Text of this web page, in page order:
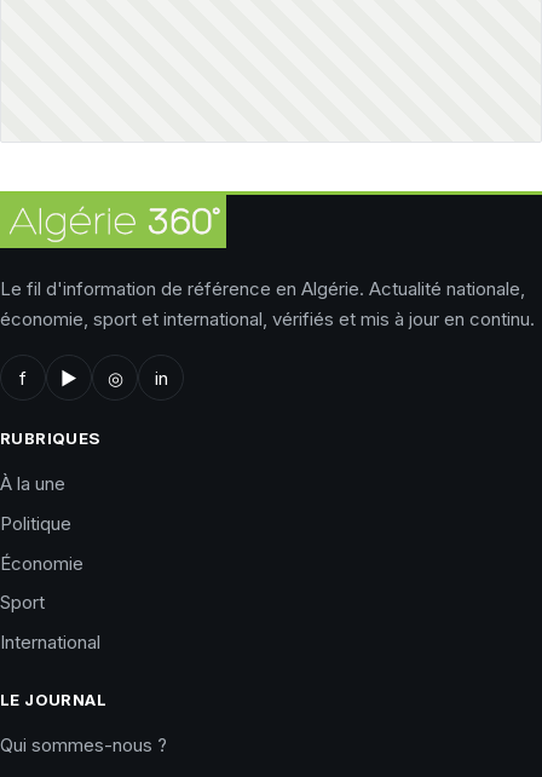
Le fil d'information de référence en Algérie. Actualité nationale,
économie, sport et international, vérifiés et mis à jour en continu.
f ▶ ◎ in
RUBRIQUES
À la une
Politique
Économie
Sport
International
LE JOURNAL
Qui sommes-nous ?